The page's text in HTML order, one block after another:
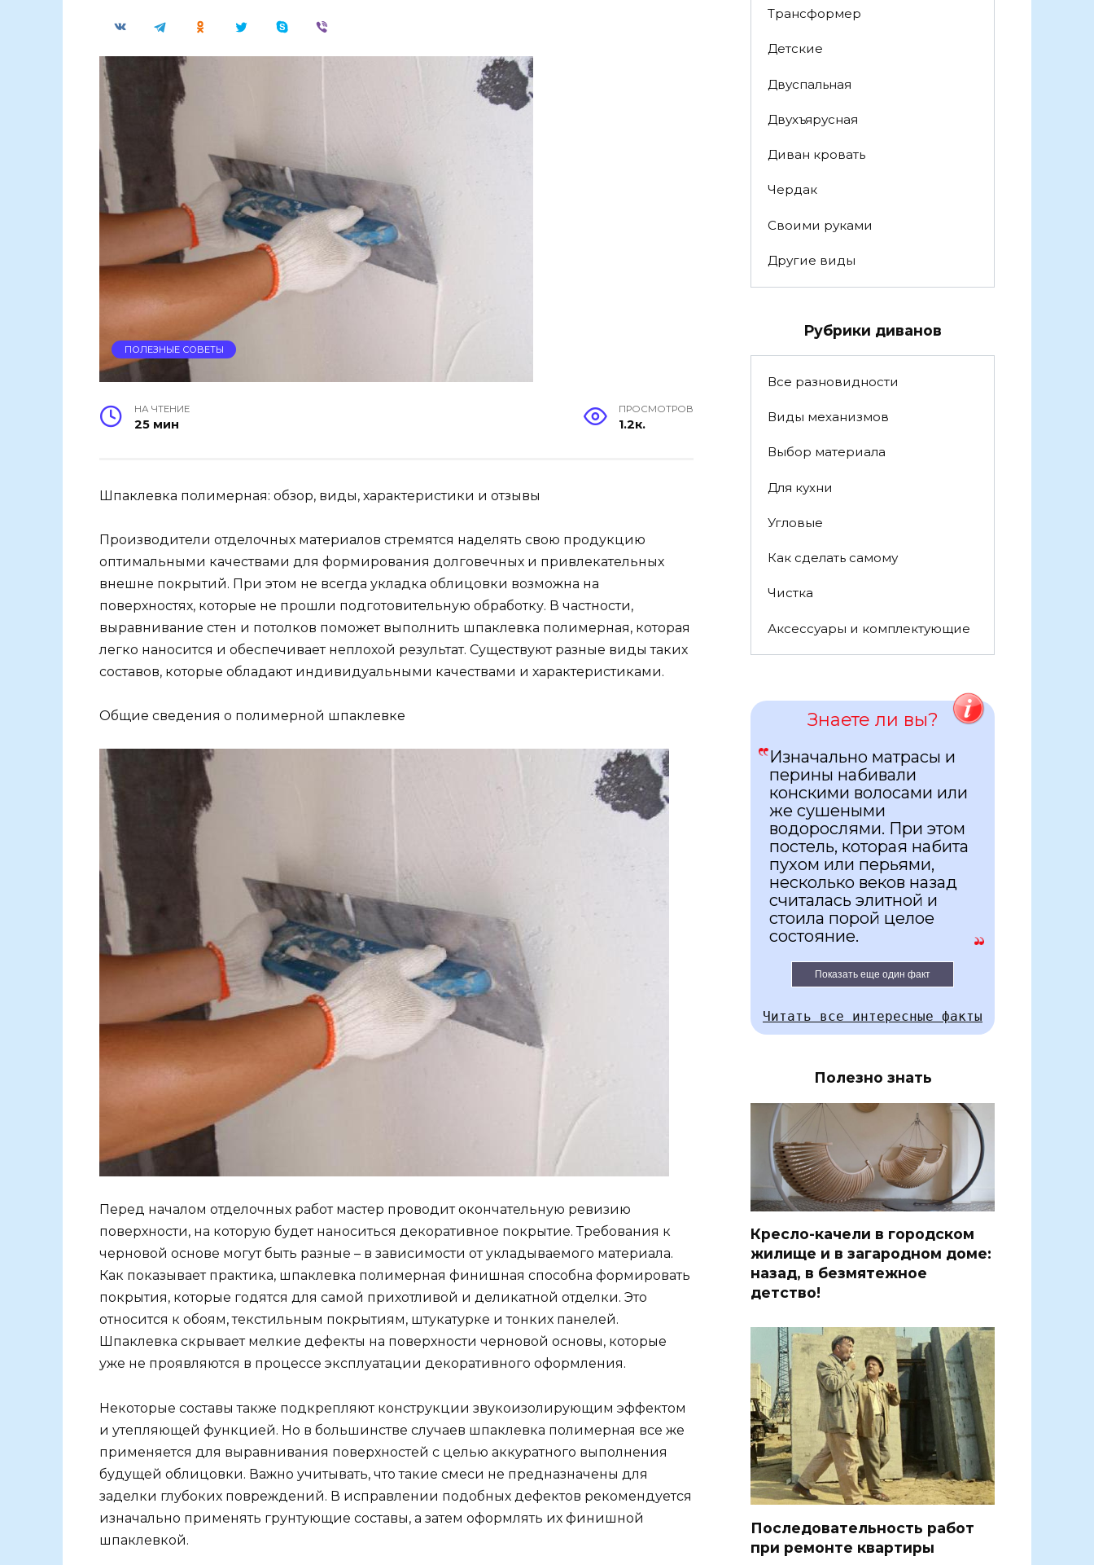
ПОЛЕЗНЫЕ СОВЕТЫ
НА ЧТЕНИЕ
25 мин
ПРОСМОТРОВ
1.2к.
Шпаклевка полимерная: обзор, виды, характеристики и отзывы
Производители отделочных материалов стремятся наделять свою продукцию
оптимальными качествами для формирования долговечных и привлекательных
внешне покрытий. При этом не всегда укладка облицовки возможна на
поверхностях, которые не прошли подготовительную обработку. В частности,
выравнивание стен и потолков поможет выполнить шпаклевка полимерная, которая
легко наносится и обеспечивает неплохой результат. Существуют разные виды таких
составов, которые обладают индивидуальными качествами и характеристиками.
Общие сведения о полимерной шпаклевке
Перед началом отделочных работ мастер проводит окончательную ревизию
поверхности, на которую будет наноситься декоративное покрытие. Требования к
черновой основе могут быть разные – в зависимости от укладываемого материала.
Как показывает практика, шпаклевка полимерная финишная способна формировать
покрытия, которые годятся для самой прихотливой и деликатной отделки. Это
относится к обоям, текстильным покрытиям, штукатурке и тонких панелей.
Шпаклевка скрывает мелкие дефекты на поверхности черновой основы, которые
уже не проявляются в процессе эксплуатации декоративного оформления.
Некоторые составы также подкрепляют конструкции звукоизолирующим эффектом
и утепляющей функцией. Но в большинстве случаев шпаклевка полимерная все же
применяется для выравнивания поверхностей с целью аккуратного выполнения
будущей облицовки. Важно учитывать, что такие смеси не предназначены для
заделки глубоких повреждений. В исправлении подобных дефектов рекомендуется
изначально применять грунтующие составы, а затем оформлять их финишной
шпаклевкой.
Трансформер
Детские
Двуспальная
Двухъярусная
Диван кровать
Чердак
Своими руками
Другие виды
Рубрики диванов
Все разновидности
Виды механизмов
Выбор материала
Для кухни
Угловые
Как сделать самому
Чистка
Аксессуары и комплектующие
Знаете ли вы?
Изначально матрасы и
перины набивали
конскими волосами или
же сушеными
водорослями. При этом
постель, которая набита
пухом или перьями,
несколько веков назад
считалась элитной и
стоила порой целое
состояние.
Показать еще один факт
Читать все интересные факты
Полезно знать
Кресло-качели в городском
жилище и в загародном доме:
назад, в безмятежное
детство!
Последовательность работ
при ремонте квартиры